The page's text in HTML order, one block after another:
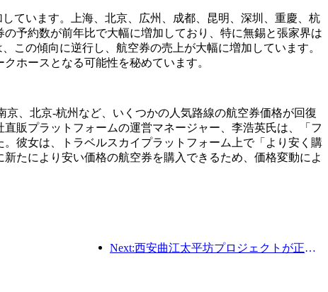
ています。上海、北京、広州、成都、昆明、深圳、重慶、杭
予約数が前年比で大幅に増加しており、特に無錫と張家界は
この傾向に逆行し、航空券の売上が大幅に増加しています。
ホースとなる可能性を秘めています。
、北京-杭州など、いくつかの人気路線の航空券価格が回復
販プラットフォームの運営マネージャー、李浩英氏は、「フ
彼女は、トラベルスカイプラットフォーム上で「より安く購
たにより安い価格の航空券を購入できるため、価格変動によ
Next:西安曲江太平坊プロジェクトが正式に着工し、総建築面積は13万7000平方メートルとなる。